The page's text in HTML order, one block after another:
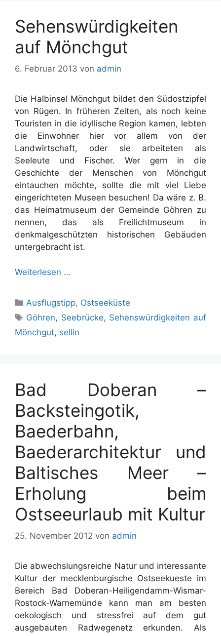
Sehenswürdigkeiten
auf Mönchgut
6. Februar 2013 von admin
Die Halbinsel Mönchgut bildet den Südostzipfel
von Rügen. In früheren Zeiten, als noch keine
Touristen in die idyllische Region kamen, lebten
die Einwohner hier vor allem von der
Landwirtschaft, oder sie arbeiteten als
Seeleute und Fischer. Wer gern in die
Geschichte der Menschen von Mönchgut
eintauchen möchte, sollte die mit viel Liebe
eingerichteten Museen besuchen! Da wäre z. B.
das Heimatmuseum der Gemeinde Göhren zu
nennen, das als Freilichtmuseum in
denkmalgeschützten historischen Gebäuden
untergebracht ist.
Weiterlesen …
Kategorien
Ausflugstipp, Ostseeküste
Schlagwörter
Göhren, Seebrücke, Sehenswürdigkeiten auf
Mönchgut, sellin
Bad Doberan –
Backsteingotik,
Baederbahn,
Baederarchitektur und
Baltisches Meer –
Erholung beim
Ostseeurlaub mit Kultur
25. November 2012 von admin
Die abwechslungsreiche Natur und interessante
Kultur der mecklenburgische Ostseekueste im
Bereich Bad Doberan-Heiligendamm-Wismar-
Rostock-Warnemünde kann man am besten
oekologisch und stressfrei auf dem gut
ausgebauten Radwegenetz erkunden. Als